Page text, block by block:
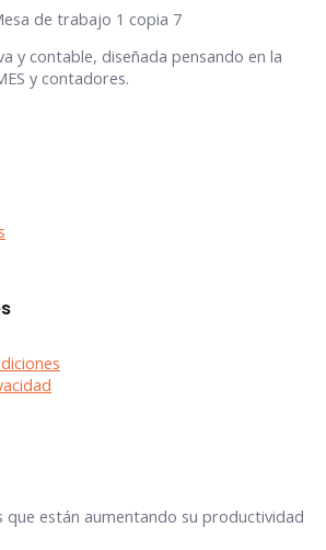
y contable, diseñada pensando en la
y contadores.
que están aumentando su productividad